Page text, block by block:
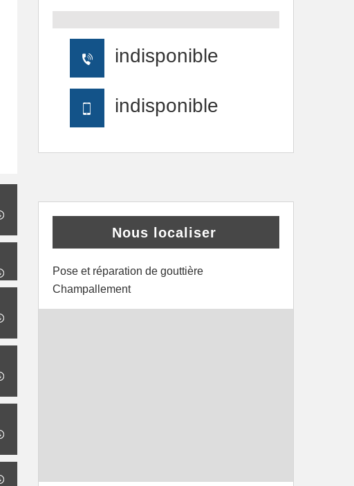
indisponible
indisponible
Nous localiser
Pose et réparation de gouttière
Champallement